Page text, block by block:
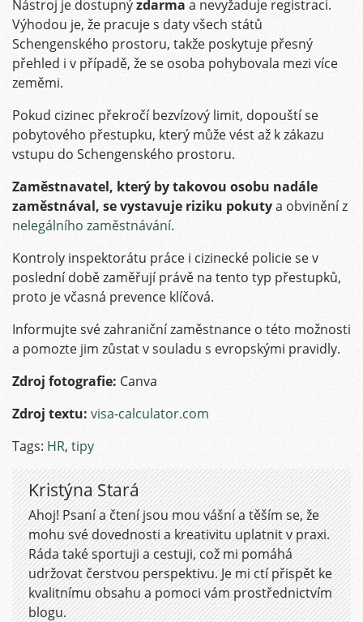
Nástroj je dostupnýzdarma a nevyžaduje registraci.
Výhodou je, že pracuje s daty všech států
Schengenského prostoru, takže poskytuje přesný
přehled i v případě, že se osoba pohybovala mezi více
zeměmi.
Pokud cizinec překročí bezvízový limit, dopouští se
pobytového přestupku, který může vést až k zákazu
vstupu do Schengenského prostoru.
Zaměstnavatel, který by takovou osobu nadále
zaměstnával, se vystavuje riziku pokutya obvinění z
nelegálního zaměstnávání.
Kontroly inspektorátu práce i cizinecké policie se v
poslední době zaměřují právě na tento typ přestupků,
proto je včasná prevence klíčová.
Informujte své zahraniční zaměstnance o této možnosti
a pomozte jim zůstat v souladu s evropskými pravidly.
Zdroj fotografie: Canva
Zdroj textu: visa-calculator.com
Tags: HR, tipy
Kristýna Stará
Ahoj! Psaní a čtení jsou mou vášní a těším se, že
mohu své dovednosti a kreativitu uplatnit v praxi.
Ráda také sportuji a cestuji, což mi pomáhá
udržovat čerstvou perspektivu. Je mi ctí přispět ke
kvalitnímu obsahu a pomoci vám prostřednictvím
blogu.